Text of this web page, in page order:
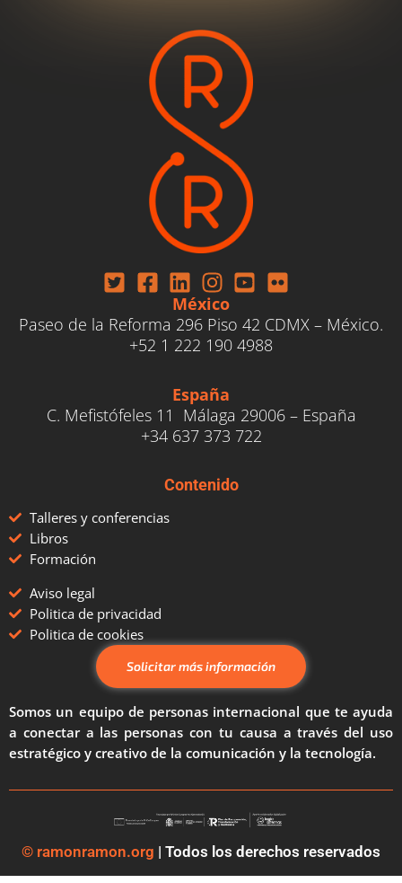
México
Paseo de la Reforma 296 Piso 42 CDMX – México.
+52 1 222 190 4988
España
C. Mefistófeles 11 Málaga 29006 – España
+34 637 373 722
Contenido
Talleres y conferencias
Libros
Formación
Aviso legal
Politica de privacidad
Politica de cookies
Solicitar más información
Somos un equipo de personas internacional que te ayuda
a conectar a las personas con tu causa a través del uso
estratégico y creativo de la comunicación y la tecnología.
© ramonramon.org | Todos los derechos reservados